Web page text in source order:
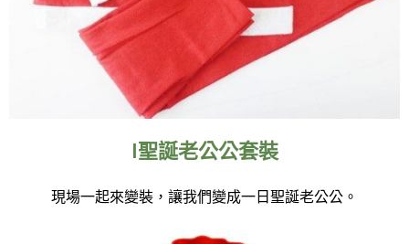
I聖誕老公公套裝
現場一起來變裝，讓我們變成一日聖誕老公公。